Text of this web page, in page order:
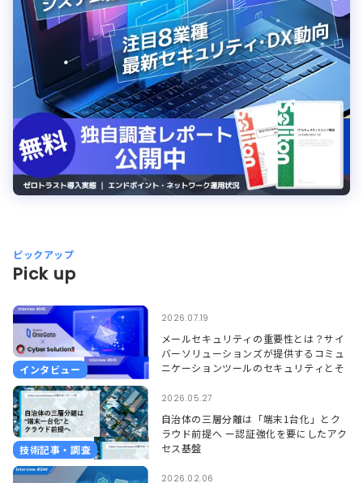
ピックアップ
Pick up
インタビュー
2026.07.19
メールセキュリティの重要性とは？サイ
バーソリューションズが提供するコミュ
ニケーションツールのセキュリティとそ
技術記事・調査
2026.05.27
自治体の三層分離は「端末1台化」とク
ラウド前提へ ー認証強化を要にしたアク
セス基盤
2026.02.06